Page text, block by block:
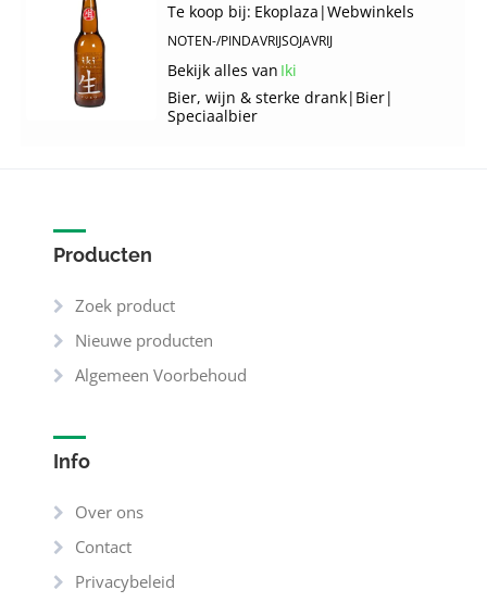
Te koop bij: Ekoplaza |Webwinkels
NOTEN-/PINDAVRIJSOJAVRIJ
Bekijk alles van Iki
Bier, wijn & sterke drank| Bier|
Speciaalbier
Producten
Zoek product
Nieuwe producten
Algemeen Voorbehoud
Info
Over ons
Contact
Privacybeleid